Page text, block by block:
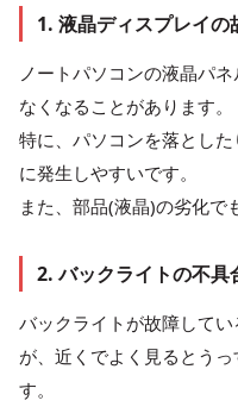
1. 液晶ディスプレイの
ノートパソコンの液晶パ
なくなることがあります。
特に、パソコンを落とし
に発生しやすいです。
また、部品(液晶)の劣化で
2. バックライトの不具
バックライトが故障して
が、近くでよく見るとう
す。